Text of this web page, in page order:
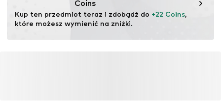
Coins
Kup ten przedmiot teraz i zdobądź do +22 Coins,
które możesz wymienić na zniżki.